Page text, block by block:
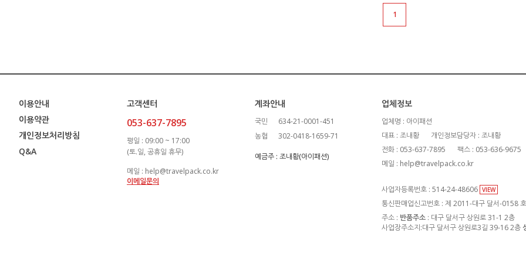
1
이용안내
이용약관
개인정보처리방침
Q&A
고객센터
053-637-7895
평일 : 09:00 ~ 17:00
(토.일, 공휴일 휴무)
메일 : help@travelpack.co.kr
이메일문의
계좌안내
국민
634-21-0001-451
농협
302-0418-1659-71
예금주 : 조내황(아이패션)
업체정보
업체명 : 아이패션
대표 : 조내황
개인정보담당자 : 조내황
전화 : 053-637-7895
팩스 : 053-636-9675
메일 : help@travelpack.co.kr
사업자등록번호 : 514-24-48606 VIEW
통신판매업신고번호 : 제 2011-대구 달서-0158 호
주소 : 반품주소 : 대구 달서구 상원로 31-1 2층
사업장주소지:대구 달서구 상원로3길 39-16 2층